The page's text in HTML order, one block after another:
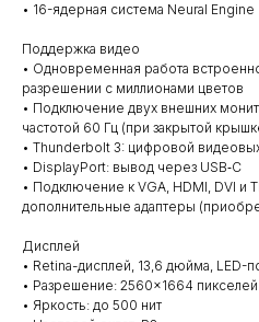
• 16-ядерная система Neural Engine
Поддержка видео
• Одновременная работа
разрешении с миллионами цветов
• Подключение двух внешних
частотой 60 Гц (при закрытой
• Thunderbolt 3: цифровой
• DisplayPort: вывод через USB‑C
• Подключение к VGA, HDMI, DVI и
дополнительные адаптеры
Дисплей
• Retina-дисплей, 13,6 дюйма, LED-
• Разрешение: 2560×1664
• Яркость: до 500 нит